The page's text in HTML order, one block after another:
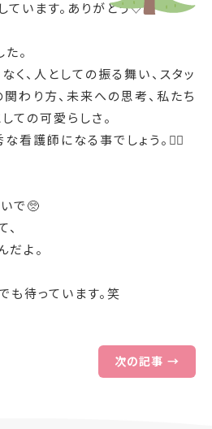
ています。ありがとう♡
。
、人としての振る舞い、スタッ
わり方、未来への思考、私たち
ての可愛らしさ。
な看護師になる事でしょう。🙂‍↕️
で🥺
だよ。
待っています。笑
次の記事 →